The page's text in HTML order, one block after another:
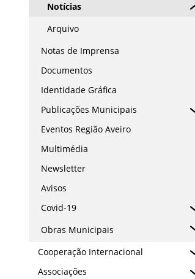
Notícias
Arquivo
Notas de Imprensa
Documentos
Identidade Gráfica
Publicações Municipais
Eventos Região Aveiro
Multimédia
Newsletter
Avisos
Covid-19
Obras Municipais
Cooperação Internacional
Associações